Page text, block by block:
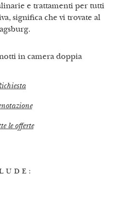
e trattamenti per tutti
significa che vi trovate al
in camera doppia
le offerte